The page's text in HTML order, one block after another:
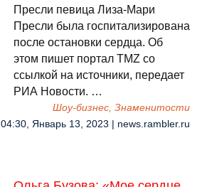
Пресли певица Лиза-Мари
Пресли была госпитализирована
после остановки сердца. Об
этом пишет портал TMZ со
ссылкой на источники, передает
РИА Новости. …
Шоу-бизнес, Знаменитости
04:30, Январь 13, 2023 | news.rambler.ru